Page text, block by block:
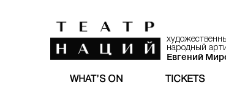
народный
Евгений
WHAT’S ON TICKETS